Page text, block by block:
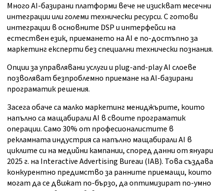
Много AI-базирани платформи вече не изискват месечни
интеграции или големи технически ресурси. С готови
интеграции в основните DSP и интерфейси на
естествен език, приемането на AI е по-достъпно за
маркетинг експерти без специални технически познания.
Опции за управлявани услуги и plug-and-play AI слоеве
позволяват безпроблемно приемане на AI-базирани
програматик решения.
Засега обаче са малко маркетинг мениджърите, които
напълно са мащабирали AI в своите програматик
операции. Само 30% от професионалистите в
рекламната индустрия са напълно мащабирали AI в
циклите си на медийни кампании, според данни от януари
2025 г. на Interactive Advertising Bureau (IAB). Това създава
конкурентно предимство за ранните приемащи, които
могат да се движат по-бързо, да оптимизират по-умно